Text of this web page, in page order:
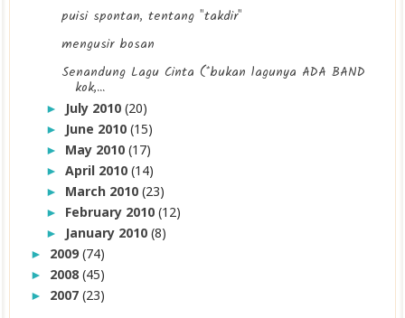
puisi spontan, tentang "takdir"
mengusir bosan
Senandung Lagu Cinta (*bukan lagunya ADA BAND
kok,...
► July 2010(20)
► June 2010(15)
► May 2010(17)
►April 2010(14)
► March 2010(23)
► February 2010(12)
► January 2010(8)
► 2009(74)
► 2008(45)
► 2007(23)